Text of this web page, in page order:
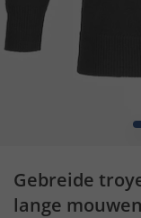
Gebreide
lange mouwen